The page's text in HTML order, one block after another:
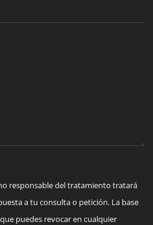
responsable del tratamiento tratará
a tu consulta o petición. La base
puedes revocar en cualquier